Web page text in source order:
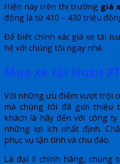
Hiện nay trên thị trường giá
động là từ 410 – 430 triệu
Để biết chính xác giá xe tải
hệ với chúng tôi ngay nhé.
Mua xe tải Isuzu
Với những ưu điểm vượt trội
mà chúng tôi đã giới thiệu
khách là hãy đến với công
những lợi ích nhất định.
phục vụ tận tình và chu đáo.
Là đại lí chính hãng, chúng